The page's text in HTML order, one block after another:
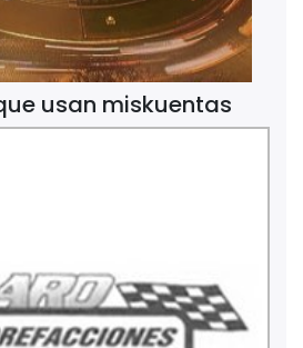
usan miskuentas